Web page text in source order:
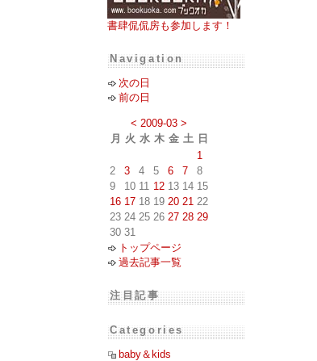
書肆侃侃房も参加します！
Navigation
次の日
前の日
< 2009-03 >
月
火 水 木 金 土 日
1
2
3 4 5 6 7
8
9
10 11 12 13 14 15
16 17 18 19 20 21 22
23 24 25 26 27 28 29
30 31
トップページ
過去記事一覧
注目記事
Categories
baby＆kids